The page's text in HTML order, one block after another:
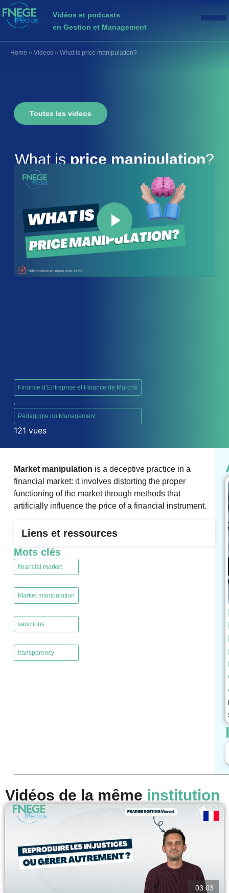
Vidéos et podcasts
en Gestion et Management
Home » Videos » What is price manipulation?
Toutes les videos
What isprice manipulation?
Finance d’Entreprise et Finance de Marché
Pédagogie du Management
121 vues
Market manipulation is a deceptive practice in a
financial market: it involves distorting the proper
functioning of the market through methods that
artificially influence the price of a financial instrument.
Liens et ressources
Mots clés
financial market
Market manipulation
sanctions
transparency
Vidéos de la même institution
03:03